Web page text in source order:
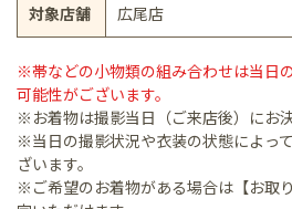
対象店舗 広尾店
※帯などの小物類の組み合わせは当日
可能性がございます。
※お着物は撮影当日（ご来店後）にお
※当日の撮影状況や衣装の状態によっ
ざいます。
※ご希望のお着物がある場合は【お取